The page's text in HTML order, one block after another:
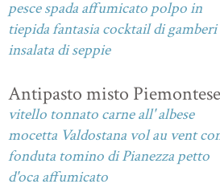
pesce spada affumicato polpo in
tiepida fantasia cocktail di gamberi
insalata di seppie
Antipasto misto Piemontese
vitello tonnato carne all' albese
mocetta Valdostana vol au vent
fonduta tomino di Pianezza petto
d'oca affumicato